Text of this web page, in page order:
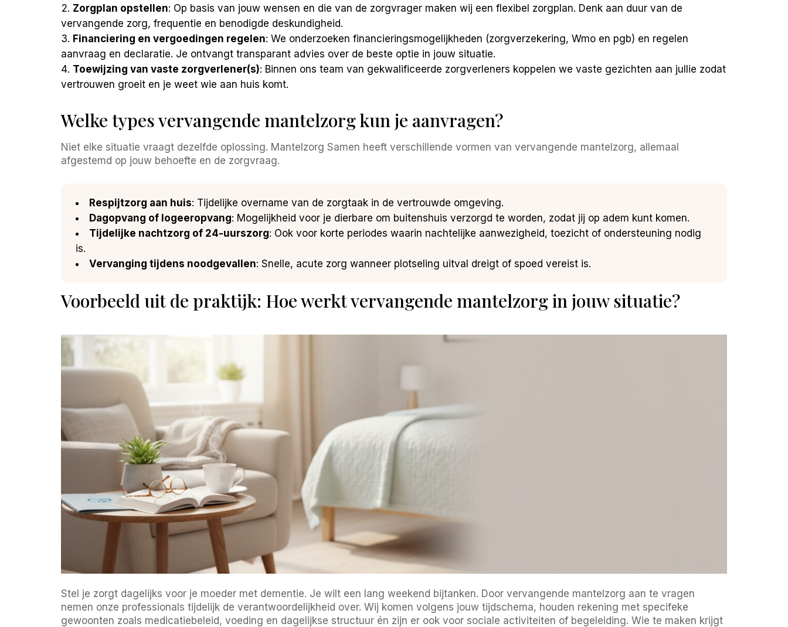
Zorgplan opstellen: Op basis van jouw wensen en die van de zorgvrager maken wij een flexibel zorgplan. Denk aan duur van de
vervangende zorg, frequentie en benodigde deskundigheid.
Financiering en vergoedingen regelen: We onderzoeken financieringsmogelijkheden (zorgverzekering, Wmo en pgb) en regelen
aanvraag en declaratie. Je ontvangt transparant advies over de beste optie in jouw situatie.
Toewijzing van vaste zorgverlener(s): Binnen ons team van gekwalificeerde zorgverleners koppelen we vaste gezichten aan jullie zodat
vertrouwen groeit en je weet wie aan huis komt.
Welke types vervangende mantelzorg kun je aanvragen?
Niet elke situatie vraagt dezelfde oplossing. Mantelzorg Samen heeft verschillende vormen van vervangende mantelzorg, allemaal
afgestemd op jouw behoefte en de zorgvraag.
Respijtzorg aan huis: Tijdelijke overname van de zorgtaak in de vertrouwde omgeving.
Dagopvang of logeeropvang: Mogelijkheid voor je dierbare om buitenshuis verzorgd te worden, zodat jij op adem kunt komen.
Tijdelijke nachtzorg of 24-uurszorg: Ook voor korte periodes waarin nachtelijke aanwezigheid, toezicht of ondersteuning nodig
is.
Vervanging tijdens noodgevallen: Snelle, acute zorg wanneer plotseling uitval dreigt of spoed vereist is.
Voorbeeld uit de praktijk: Hoe werkt vervangende mantelzorg in jouw situatie?
Stel je zorgt dagelijks voor je moeder met dementie. Je wilt een lang weekend bijtanken. Door vervangende mantelzorg aan te vragen
nemen onze professionals tijdelijk de verantwoordelijkheid over. Wij komen volgens jouw tijdschema, houden rekening met specifeke
gewoonten zoals medicatiebeleid, voeding en dagelijkse structuur én zijn er ook voor sociale activiteiten of begeleiding. Wie te maken krijgt